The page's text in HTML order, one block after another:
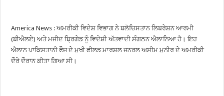
America News : ਅਮਰੀਕੀ ਵਿਦੇਸ਼ ਵਿਭਾਗ ਨੇ ਬਲੋਚਿਸਤਾਨ ਲਿਬਰੇਸ਼ਨ ਆਰਮੀ
(ਬੀਐਲਏ) ਅਤੇ ਮਜੀਦ ਬ੍ਰਿਗੇਡ ਨੂੰ ਵਿਦੇਸ਼ੀ ਅੱਤਵਾਦੀ ਸੰਗਠਨ ਐਲਾਨਿਆ ਹੈ। ਇਹ
ਐਲਾਨ ਪਾਕਿਸਤਾਨੀ ਫੌਜ ਦੇ ਮੁਖੀ ਫੀਲਡ ਮਾਰਸ਼ਲ ਜਨਰਲ ਅਸੀਮ ਮੁਨੀਰ ਦੇ ਅਮਰੀਕੀ
ਦੌਰੇ ਦੌਰਾਨ ਕੀਤਾ ਗਿਆ ਸੀ।